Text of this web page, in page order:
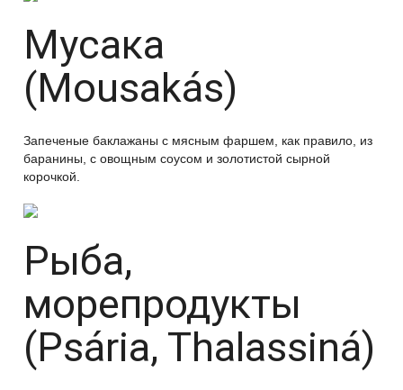
Мусака
(Mousakás)
Запеченые баклажаны с мясным фаршем, как правило, из
баранины, с овощным соусом и золотистой сырной
корочкой.
Рыба,
морепродукты
(Psária, Thalassiná)